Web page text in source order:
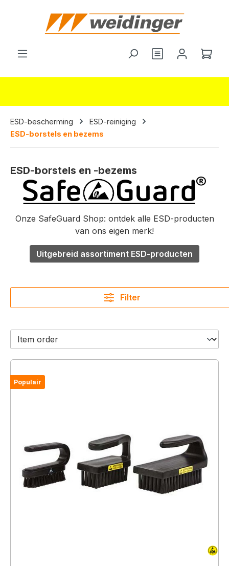
Je hebt 0 items
ESD-bescherming
ESD-reiniging
ESD-borstels en bezems
ESD-borstels en -bezems
Onze SafeGuard Shop: ontdek alle ESD-producten
van ons eigen merk!
Uitgebreid assortiment ESD-producten
Filter
Populair